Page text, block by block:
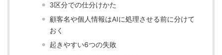
3区分での仕分けかた
顧客名や個人情報はAIに処理させる前に分けて
おく
起きやすい6つの失敗